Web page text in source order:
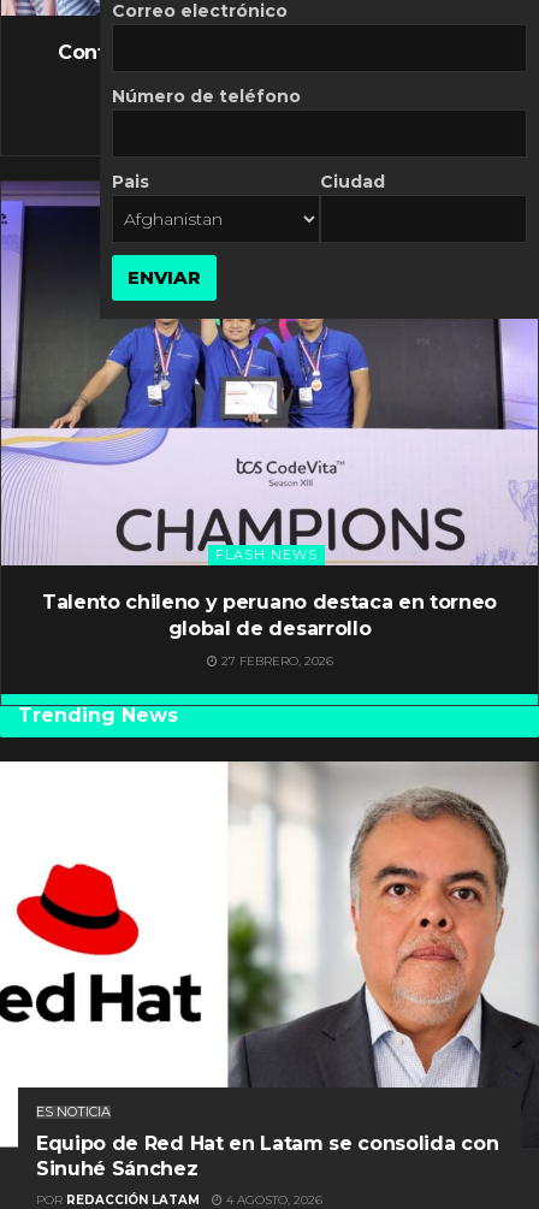
FLASH NEWS
Controversia de Mercado Libre por costos
10 MARZO, 2026
FLASH NEWS
Talento chileno y peruano destaca en torneo
global de desarrollo
27 FEBRERO, 2026
Trending News
ES NOTICIA
Equipo de Red Hat en Latam se consolida con
Sinuhé Sánchez
POR REDACCIÓN LATAM 4 AGOSTO, 2026
Correo electrónico
Número de teléfono
Pais Ciudad
ENVIAR